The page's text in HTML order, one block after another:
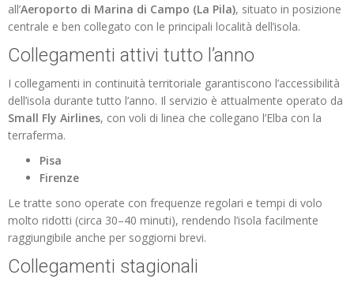
all’Aeroporto di Marina di Campo (La Pila), situato in posizione
centrale e ben collegato con le principali località dell’isola.
Collegamenti attivi tutto l’anno
I collegamenti in continuità territoriale garantiscono l’accessibilità
dell’isola durante tutto l’anno. Il servizio è attualmente operato da
Small Fly Airlines, con voli di linea che collegano l’Elba con la
terraferma.
Pisa
Firenze
Le tratte sono operate con frequenze regolari e tempi di volo
molto ridotti (circa 30–40 minuti), rendendo l’isola facilmente
raggiungibile anche per soggiorni brevi.
Collegamenti stagionali